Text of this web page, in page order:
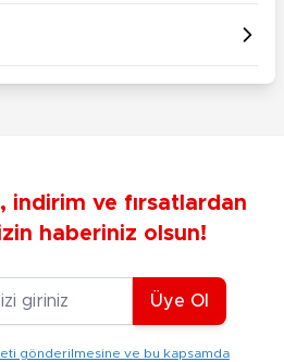
indirim ve fırsatlardan
haberiniz olsun!
E-posta Adresiniz
Üye Ol
gönderilmesine ve bu kapsamda